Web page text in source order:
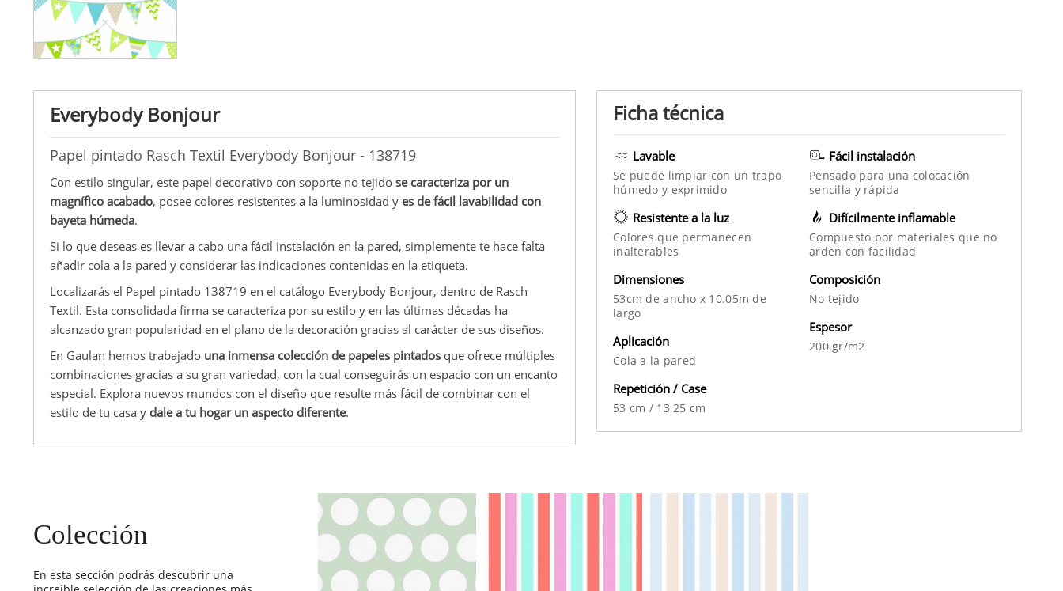
Everybody Bonjour
Papel pintado Rasch Textil Everybody Bonjour - 138719
Con estilo singular, este papel decorativo con soporte no tejido se caracteriza por un
magnífico acabado, posee colores resistentes a la luminosidad y es de fácil lavabilidad con
bayeta húmeda.
Si lo que deseas es llevar a cabo una fácil instalación en la pared, simplemente te hace falta
añadir cola a la pared y considerar las indicaciones contenidas en la etiqueta.
Localizarás el Papel pintado 138719 en el catálogo Everybody Bonjour, dentro de Rasch
Textil. Esta consolidada firma se caracteriza por su estilo y en las últimas décadas ha
alcanzado gran popularidad en el plano de la decoración gracias al carácter de sus diseños.
En Gaulan hemos trabajado una inmensa colección de papeles pintados que ofrece múltiples
combinaciones gracias a su gran variedad, con la cual conseguirás un espacio con un encanto
especial. Explora nuevos mundos con el diseño que resulte más fácil de combinar con el
estilo de tu casa y dale a tu hogar un aspecto diferente.
Ficha técnica
Lavable
Se puede limpiar con un trapo
húmedo y exprimido
Resistente a la luz
Colores que permanecen
inalterables
Fácil instalación
Pensado para una colocación
sencilla y rápida
Difícilmente inflamable
Compuesto por materiales que no
arden con facilidad
Dimensiones
53cm de ancho x 10.05m de
largo
Aplicación
Cola a la pared
Repetición / Case
53 cm / 13.25 cm
Composición
No tejido
Espesor
200 gr/m2
Colección
En esta sección podrás descubrir una